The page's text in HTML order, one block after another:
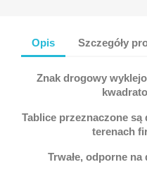
Opis Szczegóły
Znak drogowy
Tablice przeznaczone
terenach
Trwałe, odporne